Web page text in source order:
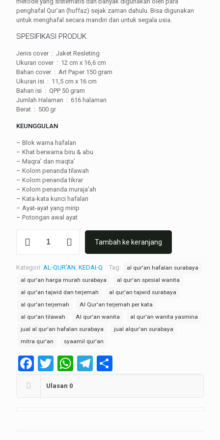
penghafal Qur’an (huffaz) sejak zaman dahulu. Bisa digunakan
untuk menghafal secara mandiri dan untuk segala usia.
SPESIFIKASI PRODUK
Jenis cover : Jaket Resleting
Ukuran cover : 12 cm x 16,6 cm
Bahan cover : Art Paper 150 gram
Ukuran isi : 11,5 cm x 16 cm
Bahan isi : QPP 50 gram
Jumlah Halaman : 616 halaman
Berat : 500 gr
KEUNGGULAN
– Blok warna hafalan
– Khat berwarna biru & abu
– Maqra’ dan maqta’
– Kolom penanda tilawah
– Kolom penanda tikrar
– Kolom penanda muraja’ah
– Kata-kata kunci hafalan
– Ayat-ayat yang mirip
– Potongan awal ayat
Tambah ke keranjang
Kategori: AL-QUR'AN, KEDAI-Q Tag:
al qur'an hafalan surabaya
al qur'an harga murah surabaya
al qur'an spesial wanita
al qur'an tajwid dan terjemah
al qur'an tajwid surabaya
al qur'an terjemah
Al Qur'an terjemah per kata
al qur'an tilawah
Al qur'an wanita
al qur'an wanita yasmina
jual al qur'an hafalan surabaya
jual alqur'an surabaya
mitra qur'an
syaamil qur'an
Facebook
Twitter
WhatsApp
Telegram
Ulasan 0